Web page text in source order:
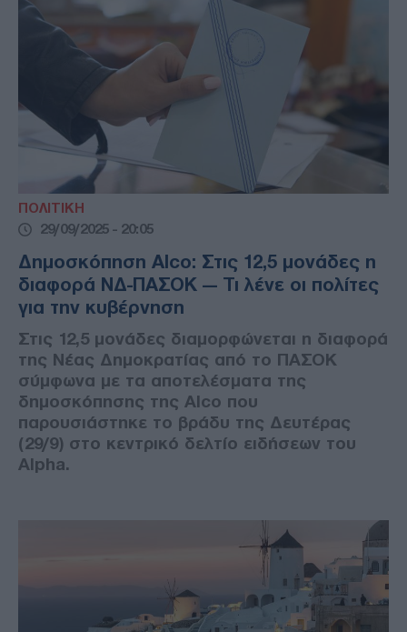
ΠΟΛΙΤΙΚΗ
29/09/2025 - 20:05
Δημοσκόπηση Alco: Στις 12,5 μονάδες η
διαφορά ΝΔ-ΠΑΣΟΚ — Τι λένε οι πολίτες
για την κυβέρνηση
Στις 12,5 μονάδες διαμορφώνεται η διαφορά
της Νέας Δημοκρατίας από το ΠΑΣΟΚ
σύμφωνα με τα αποτελέσματα της
δημοσκόπησης της Alco που
παρουσιάστηκε το βράδυ της Δευτέρας
(29/9) στο κεντρικό δελτίο ειδήσεων του
Alpha.